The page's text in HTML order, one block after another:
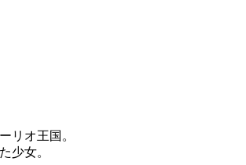
リオ王国。
少女。